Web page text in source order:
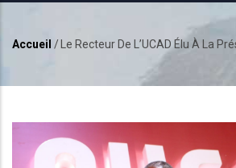
d'Ariane
Accueil / Le Recteur De L’UCAD Élu À La